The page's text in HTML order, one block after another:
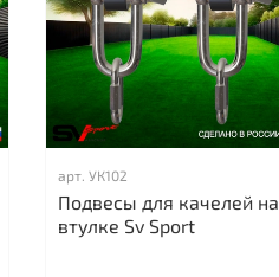
арт. УК102
Подвесы для качелей на
втулке Sv Sport